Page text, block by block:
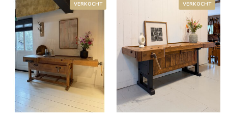
VERKOCHT VERKOCHT